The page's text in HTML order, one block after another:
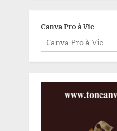
Canva Pro à Vie